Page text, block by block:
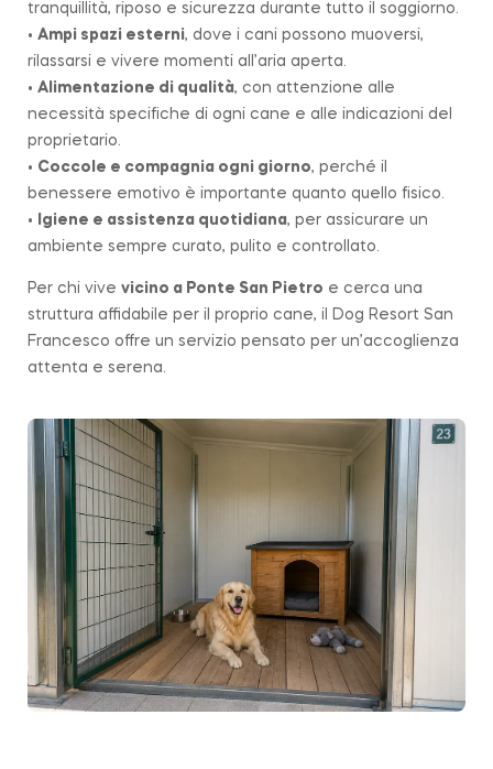
tranquillità, riposo e sicurezza durante tutto il soggiorno.
• Ampi spazi esterni, dove i cani possono muoversi,
rilassarsi e vivere momenti all’aria aperta.
• Alimentazione di qualità, con attenzione alle
necessità specifiche di ogni cane e alle indicazioni del
proprietario.
• Coccole e compagnia ogni giorno, perché il
benessere emotivo è importante quanto quello fisico.
•
Igiene e assistenza quotidiana, per assicurare un
ambiente sempre curato, pulito e controllato.
Per chi vive vicino a Ponte San Pietro e cerca una
struttura affidabile per il proprio cane, il Dog Resort San
Francesco offre un servizio pensato per un’accoglienza
attenta e serena.